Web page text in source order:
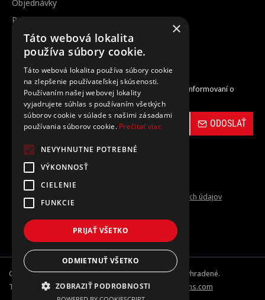
Objednávky
Reklamácia / vrátenie tovaru
Zrušenie objednávky
Odber noviniek
Zaregistrujte sa do nášho odberu noviniek a buďte informovaní o
novinkách a propagačných akciách.
ODOSLAŤ
Prečítal(a) som si a súhlasím s Ochrana osobných údajov
Copyright © 2024-26, carbon-vinyl.sk, Všetky práva vyhradené.
Tvorba internetových obchodov odopencart-solutions.com
×
Táto webová lokalita
používa súbory cookie.
Táto webová lokalita používa súbory cookie
na zlepšenie používateľskej skúsenosti.
Používaním našej webovej lokality
vyjadrujete súhlas s používaním všetkých
súborov cookie v súlade s našimi zásadami
používania súborov cookie. Prečítať viac
NEVYHNUTNE POTREBNÉ
VÝKONNOSŤ
CIELENIE
FUNKCIE
PRIJAŤ VŠETKO
ODMIETNUŤ VŠETKO
ZOBRAZIŤ PODROBNOSTI